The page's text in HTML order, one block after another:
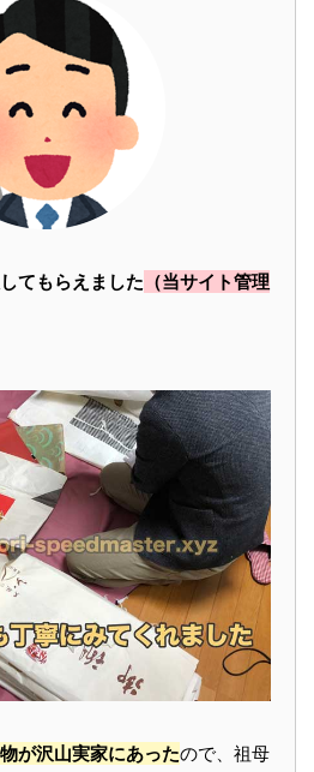
てもらえました （当サイト管理
が沢山実家にあったので、祖母